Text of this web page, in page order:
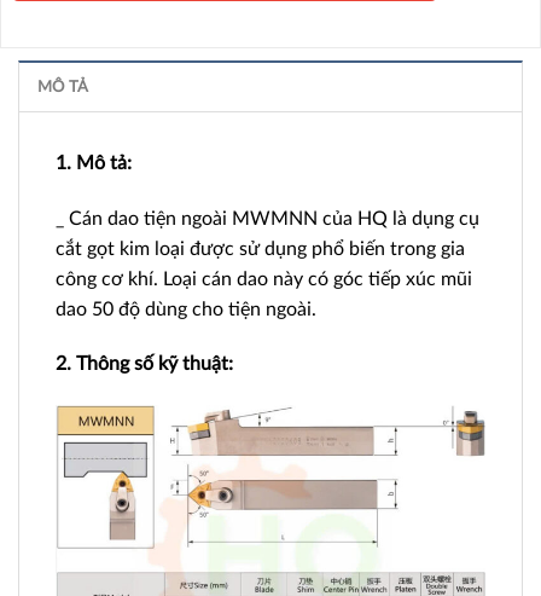
MÔ TẢ
1. Mô tả:
_ Cán dao tiện ngoài MWMNN của HQ là dụng cụ
cắt gọt kim loại được sử dụng phổ biến trong gia
công cơ khí. Loại cán dao này có góc tiếp xúc mũi
dao 50 độ dùng cho tiện ngoài.
2. Thông số kỹ thuật: